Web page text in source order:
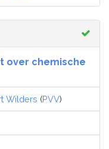
over chemische
Wilders (PVV)